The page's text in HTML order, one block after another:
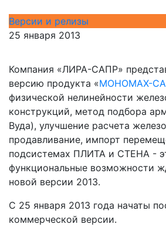
Версии и релизы
25 января 2013
Компания «ЛИРА-САПР»
версию продукта «МОНОМАХ-
физической нелинейности
конструкций, метод подбора
Вуда), улучшение расчета
продавливание, импорт
подсистемах ПЛИТА и СТЕНА -
функциональные возможности
новой версии 2013.
С 25 января 2013 года начаты
коммерческой версии.